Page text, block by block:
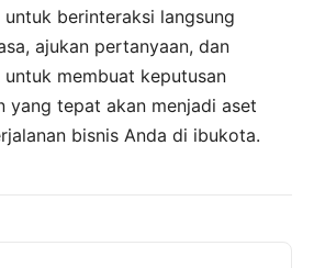
berinteraksi langsung
ajukan pertanyaan, dan
membuat keputusan
yang tepat akan menjadi aset
bisnis Anda di ibukota.